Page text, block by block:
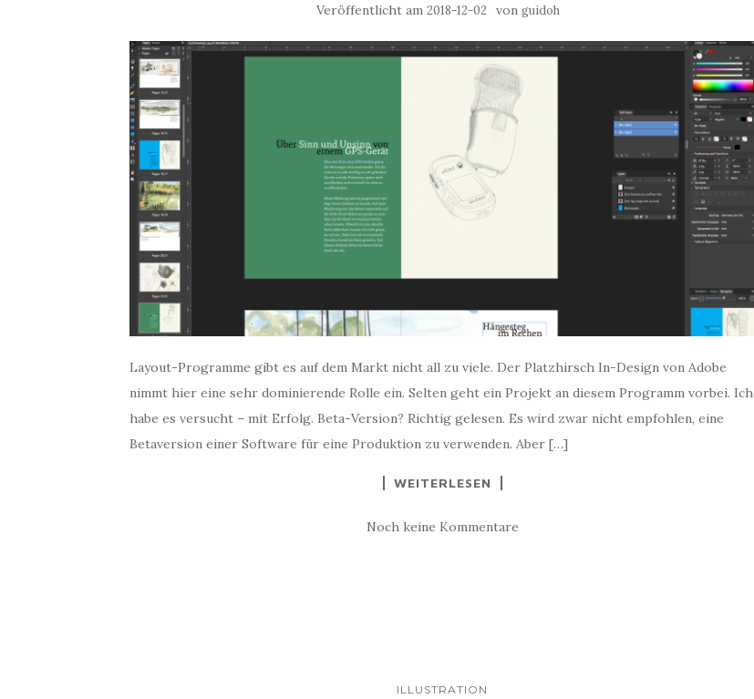
Veröffentlicht am 2018-12-02 von guidoh
Layout-Programme gibt es auf dem Markt nicht all zu viele. Der Platzhirsch In-Design von Adobe
nimmt hier eine sehr dominierende Rolle ein. Selten geht ein Projekt an diesem Programm vorbei. Ich
habe es versucht – mit Erfolg. Beta-Version? Richtig gelesen. Es wird zwar nicht empfohlen, eine
Betaversion einer Software für eine Produktion zu verwenden. Aber […]
WEITERLESEN
Noch keine Kommentare
ILLUSTRATION